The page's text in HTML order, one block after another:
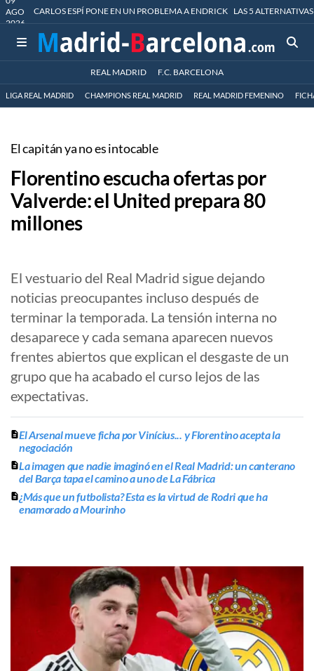
AGO
2026
CARLOS ESPÍ PONE EN UN PROBLEMA A ENDRICK LAS 5
REAL MADRID F.C. BARCELONA
LIGA REAL MADRID CHAMPIONS REAL MADRID REAL MADRID FEMENINO
El capitán ya no es intocable
Florentino escucha ofertas por
Valverde: el United prepara 80
millones
El vestuario del Real Madrid sigue dejando
noticias preocupantes incluso después de
terminar la temporada. La tensión interna no
desaparece y cada semana aparecen nuevos
frentes abiertos que explican el desgaste de un
grupo que ha acabado el curso lejos de las
expectativas.
El Arsenal mueve ficha por Vinícius... y Florentino acepta la
negociación
La imagen que nadie imaginó en el Real Madrid: un canterano
del Barça tapa el camino a uno de La Fábrica
¿Más que un futbolista? Esta es la virtud de Rodri que ha
enamorado a Mourinho